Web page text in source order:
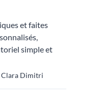
et faites
simple et
Clara Dimitri